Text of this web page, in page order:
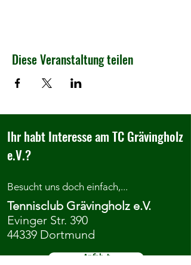
Diese Veranstaltung teilen
Ihr habt Interesse am TC Grävingholz
e.V.?
Besucht uns doch einfach,...
Tennisclub Grävingholz e.V.
Evinger Str. 390
44339 Dortmund
Anfahrt